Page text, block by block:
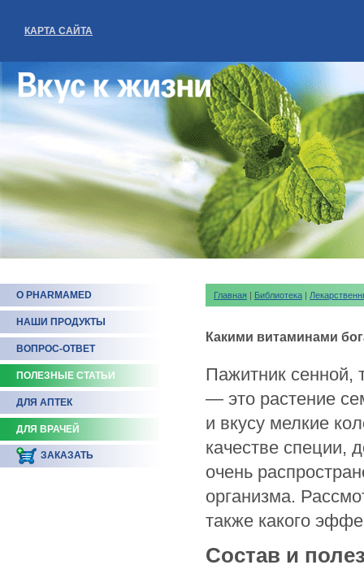
КАРТА САЙТА
О PHARMAMED
НАШИ ПРОДУКТЫ
ВОПРОС-ОТВЕТ
ПОЛЕЗНЫЕ СТАТЬИ
ДЛЯ АПТЕК
ДЛЯ ВРАЧЕЙ
ЗАКАЗАТЬ
Главная | Библиотека |
Какими витаминами
Пажитник сенной,
— это растение
и вкусу мелкие
качестве специи,
очень
организма.
также какого
Состав и